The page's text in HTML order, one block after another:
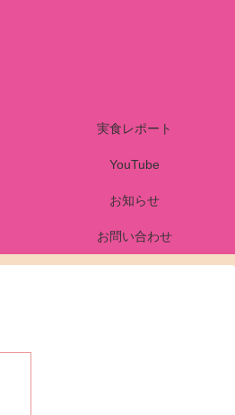
実食レポート
YouTube
お知らせ
お問い合わせ